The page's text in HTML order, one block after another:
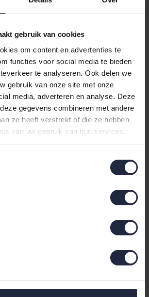
gebruik van cookies
om content en advertenties te
functies voor social media te bieden
te analyseren. Ook delen we
gebruik van onze site met onze
media, adverteren en analyse. Deze
gegevens combineren met andere
ze heeft verstrekt of die ze hebben
van uw gebruik van hun services.
direct uit alsof je een spa
voor een fris hoofd. Door simpelweg
weer up-to-date en verzorgd.
huis is toe aan een kleine
Recente
Tijd voor
wind in
huis!
Het goede
voornemen
verandert:
beter
slapen